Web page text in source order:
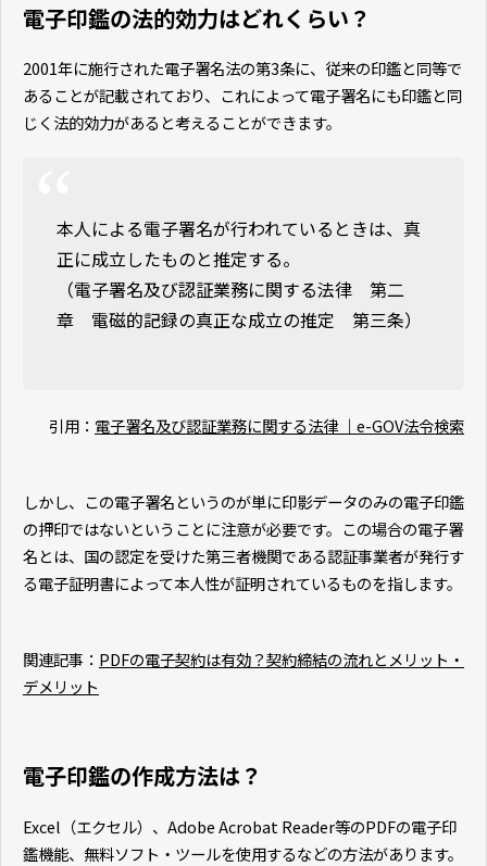
電子印鑑の法的効力はどれくらい？
2001年に施行された電子署名法の第3条に、従来の印鑑と同等で
あることが記載されており、これによって電子署名にも印鑑と同
じく法的効力があると考えることができます。
本人による電子署名が行われているときは、真
正に成立したものと推定する。
（電子署名及び認証業務に関する法律 第二
章 電磁的記録の真正な成立の推定 第三条）
引用： 電子署名及び認証業務に関する法律 ｜e-GOV法令検索
しかし、この電子署名というのが単に印影データのみの電子印鑑
の押印ではないということに注意が必要です。この場合の電子署
名とは、国の認定を受けた第三者機関である認証事業者が発行す
る電子証明書によって本人性が証明されているものを指します。
関連記事： PDFの電子契約は有効？契約締結の流れとメリット・
デメリット
電子印鑑の作成方法は？
Excel（エクセル）、Adobe Acrobat Reader等のPDFの電子印
鑑機能、無料ソフト・ツールを使用するなどの方法があります。